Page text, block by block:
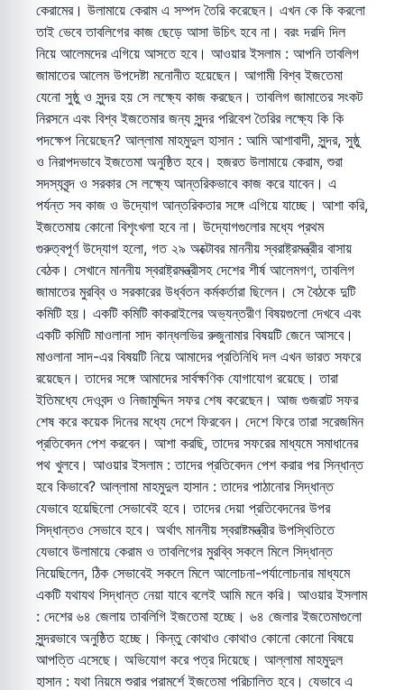
কেরামের। উলামায়ে কেরাম এ সম্পদ তৈরি করেছেন। এখন কে কি করলো
তাই ভেবে তাবলিগের কাজ ছেড়ে আসা উচিৎ হবে না। বরং দরদি দিল
নিয়ে আলেমদের এগিয়ে আসতে হবে। আওয়ার ইসলাম : আপনি তাবলিগ
জামাতের আলেম উপদেষ্টা মনোনীত হয়েছেন। আগামী বিশ্ব ইজতেমা
যেনো সুষ্ঠু ও সুন্দর হয় সে লক্ষ্যে কাজ করছেন। তাবলিগ জামাতের সংকট
নিরসনে এবং বিশ্ব ইজতেমার জন্য সুন্দর পরিবেশ তৈরির লক্ষ্যে কি কি
পদক্ষেপ নিয়েছেন? আল্লামা মাহমুদুল হাসান : আমি আশাবাদী, সুন্দর, সুষ্ঠু
ও নিরাপদভাবে ইজতেমা অনুষ্ঠিত হবে। হজরত উলামায়ে কেরাম, শুরা
সদস্যবৃন্দ ও সরকার সে লক্ষ্যে আন্তরিকভাবে কাজ করে যাবেন। এ
পর্যন্ত সব কাজ ও উদ্যোগ আন্তরিকতার সঙ্গে এগিয়ে যাচ্ছে। আশা করি,
ইজতেমায় কোনো বিশৃংখলা হবে না। উদ্যোগগুলোর মধ্যে প্রথম
গুরুত্বপূর্ণ উদ্যোগ হলো, গত ২৯ অক্টোবর মাননীয় স্বরাষ্ট্রমন্ত্রীর বাসায়
বেঠক। সেখানে মাননীয় স্বরাষ্ট্রমন্ত্রীসহ দেশের শীর্ষ আলেমগণ, তাবলিগ
জামাতের মুরব্বি ও সরকারের উর্ধ্বতন কর্মকর্তারা ছিলেন। সে বৈঠকে দুটি
কমিটি হয়। একটি কমিটি কাকরাইলের অভ্যন্তরীণ বিষয়গুলো দেখবে এবং
একটি কমিটি মাওলানা সাদ কান্ধলভির রুজুনামার বিষয়টি জেনে আসবে।
মাওলানা সাদ-এর বিষয়টি নিয়ে আমাদের প্রতিনিধি দল এখন ভারত সফরে
রয়েছেন। তাদের সঙ্গে আমাদের সার্বক্ষণিক যোগাযোগ রয়েছে। তারা
ইতিমধ্যে দেওবন্দ ও নিজামুদ্দিন সফর শেষ করেছেন। আজ গুজরাট সফর
শেষ করে কয়েক দিনের মধ্যে দেশে ফিরবেন। দেশে ফিরে তারা সরেজমিন
প্রতিবেদন পেশ করবেন। আশা করছি, তাদের সফরের মাধ্যমে সমাধানের
পথ খুলবে। আওয়ার ইসলাম : তাদের প্রতিবেদন পেশ করার পর সিন্ধান্ত
হবে কিভাবে? আল্লামা মাহমুদুল হাসান : তাদের পাঠানোর সিদ্ধান্ত
যেভাবে হয়েছিলো সেভাবেই হবে। তাদের দেয়া প্রতিবেদনের উপর
সিদ্ধান্তও সেভাবে হবে। অর্থাৎ মাননীয় স্বরাষ্টমন্ত্রীর উপস্থিতিতে
যেভাবে উলামায়ে কেরাম ও তাবলিগের মুরব্বি সকলে মিলে সিদ্ধান্ত
নিয়েছিলেন, ঠিক সেভাবেই সকলে মিলে আলোচনা-পর্যালোচনার মাধ্যমে
একটি যথাযথ সিদ্ধান্ত নেয়া যাবে বলেই আমি মনে করি। আওয়ার ইসলাম
: দেশের ৬৪ জেলায় তাবলিগি ইজতেমা হচ্ছে। ৬৪ জেলার ইজতেমাগুলো
সুন্দরভাবে অনুষ্ঠিত হচ্ছে। কিন্তু কোথাও কোথাও কোনো কোনো বিষয়ে
আপত্তি এসেছে। অভিযোগ করে পত্র দিয়েছে। আল্লামা মাহমুদুল
হাসান : যথা নিয়মে শুরার পরামর্শে ইজতেমা পরিচালিত হবে। যেভাবে এ